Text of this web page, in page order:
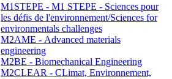
M1STEPE - M1 STEPE - Sciences pour
les défis de l'environnement/Sciences for
environmentals challenges
M2AME - Advanced materials
engineering
M2BE - Biomechanical Engineering
M2CLEAR - CLimat, Environnement,